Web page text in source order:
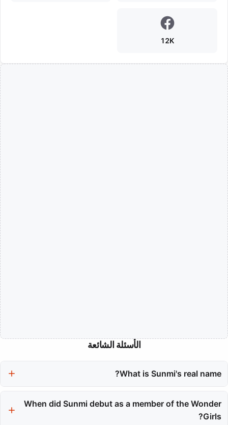
12K
الأسئلة الشائعة
What is Sunmi's real name?
stepfather's surname, Lee, during her time in university.
When did Sunmi debut as a member of the Wonder
Girls?